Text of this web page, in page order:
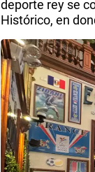
deporte rey se
Histórico, en